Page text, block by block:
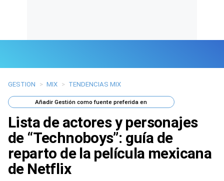
Últimas Noticias
Mi Bolsillo
Respuestas
Gente
GESTION > MIX > TENDENCIAS MIX
AñadirGestión como fuente preferida en
Lista de actores y personajes
de “Technoboys”: guía de
reparto de la película mexicana
de Netflix